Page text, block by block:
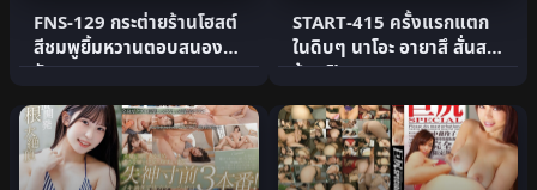
FNS-129 กระต่ายร้านโฮสต์
สีชมพูยิ้มหวานตอบสนองน่า
รัก
START-415 ครั้งแรกแตก
ในดิบๆ นาโอะ อายาสึ สั่นสะ
ท้านฟินสุด